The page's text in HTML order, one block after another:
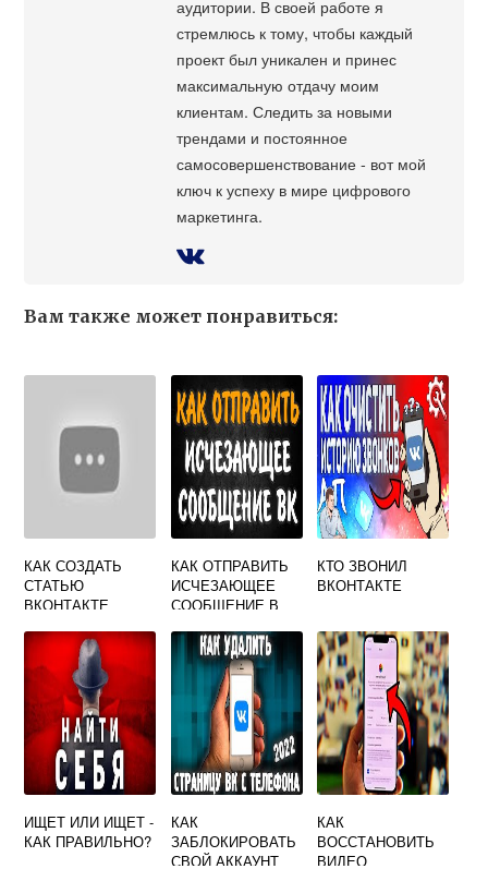
аудитории. В своей работе я
стремлюсь к тому, чтобы каждый
проект был уникален и принес
максимальную отдачу моим
клиентам. Следить за новыми
трендами и постоянное
самосовершенствование - вот мой
ключ к успеху в мире цифрового
маркетинга.
Вам также может понравиться:
КАК СОЗДАТЬ
СТАТЬЮ
ВКОНТАКТЕ
КАК ОТПРАВИТЬ
ИСЧЕЗАЮЩЕЕ
СООБЩЕНИЕ В
КТО ЗВОНИЛ
ВКОНТАКТЕ
ИЩЕТ ИЛИ ИЩЕТ -
КАК ПРАВИЛЬНО?
КАК
ЗАБЛОКИРОВАТЬ
СВОЙ АККАУНТ
КАК
ВОССТАНОВИТЬ
ВИДЕО